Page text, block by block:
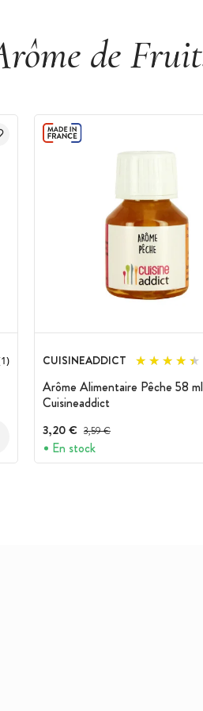
de
CUISINEADDICT
Arôme Alimentaire Pêche 58 ml
Cuisineaddict
3,20 € Prix avant réduction :
3,59 €
En stock